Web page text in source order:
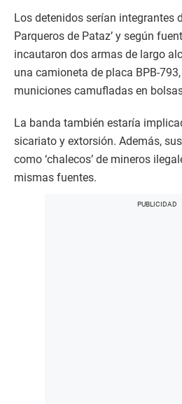
Los detenidos serían integrantes
Parqueros de Pataz’ y según
incautaron dos armas de largo
una camioneta de placa BPB-
municiones camufladas en
La banda también estaría
sicariato y extorsión. Además,
como ‘chalecos’ de mineros
mismas fuentes.